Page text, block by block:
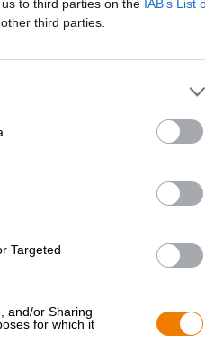
to third parties on the IAB’s List
third parties.
Targeted
and/or Sharing
for which it